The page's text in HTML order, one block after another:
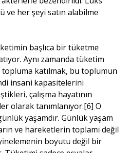
ve her şeyi satın alabilme
başlıca bir tüketme
Aynı zamanda tüketim
topluma katılmak, bu toplumun
insani kapasitelerini
çalışma hayatının
olarak tanımlanıyor.[6] O
yaşamdır. Günlük yaşam
ve hareketlerin toplamı değil
yinelemenin boyutu değil bir